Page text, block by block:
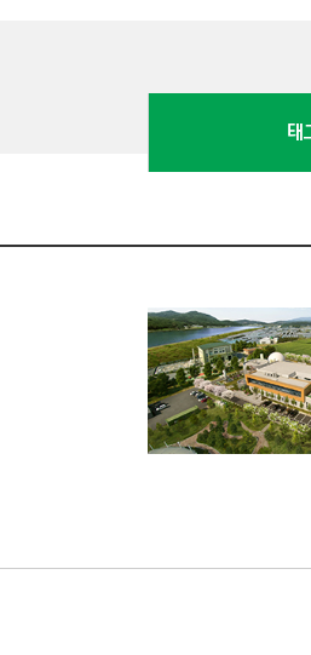
&
O
S
T
R
U
C
N
태